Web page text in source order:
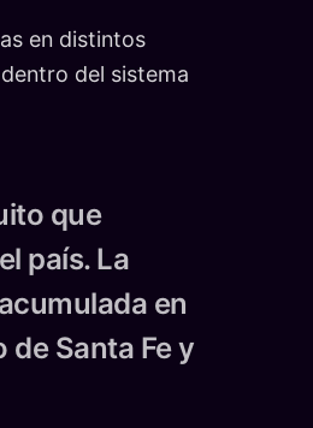
en distintos
del sistema
que
país. La
en
Santa Fe y